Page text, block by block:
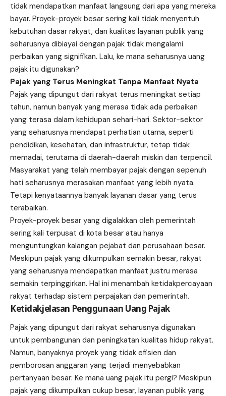
tidak mendapatkan manfaat langsung dari apa yang mereka
bayar. Proyek-proyek besar sering kali tidak menyentuh
kebutuhan dasar rakyat, dan kualitas layanan publik yang
seharusnya dibiayai dengan pajak tidak mengalami
perbaikan yang signifikan. Lalu, ke mana seharusnya uang
pajak itu digunakan?
Pajak yang Terus Meningkat Tanpa Manfaat Nyata
Pajak yang dipungut dari rakyat terus meningkat setiap
tahun, namun banyak yang merasa tidak ada perbaikan
yang terasa dalam kehidupan sehari-hari. Sektor-sektor
yang seharusnya mendapat perhatian utama, seperti
pendidikan, kesehatan, dan infrastruktur, tetap tidak
memadai, terutama di daerah-daerah miskin dan terpencil.
Masyarakat yang telah membayar pajak dengan sepenuh
hati seharusnya merasakan manfaat yang lebih nyata.
Tetapi kenyataannya banyak layanan dasar yang terus
terabaikan.
Proyek-proyek besar yang digalakkan oleh pemerintah
sering kali terpusat di kota besar atau hanya
menguntungkan kalangan pejabat dan perusahaan besar.
Meskipun pajak yang dikumpulkan semakin besar, rakyat
yang seharusnya mendapatkan manfaat justru merasa
semakin terpinggirkan. Hal ini menambah ketidakpercayaan
rakyat terhadap sistem perpajakan dan pemerintah.
Ketidakjelasan Penggunaan Uang Pajak
Pajak yang dipungut dari rakyat seharusnya digunakan
untuk pembangunan dan peningkatan kualitas hidup rakyat.
Namun, banyaknya proyek yang tidak efisien dan
pemborosan anggaran yang terjadi menyebabkan
pertanyaan besar: Ke mana uang pajak itu pergi? Meskipun
pajak yang dikumpulkan cukup besar, layanan publik yang